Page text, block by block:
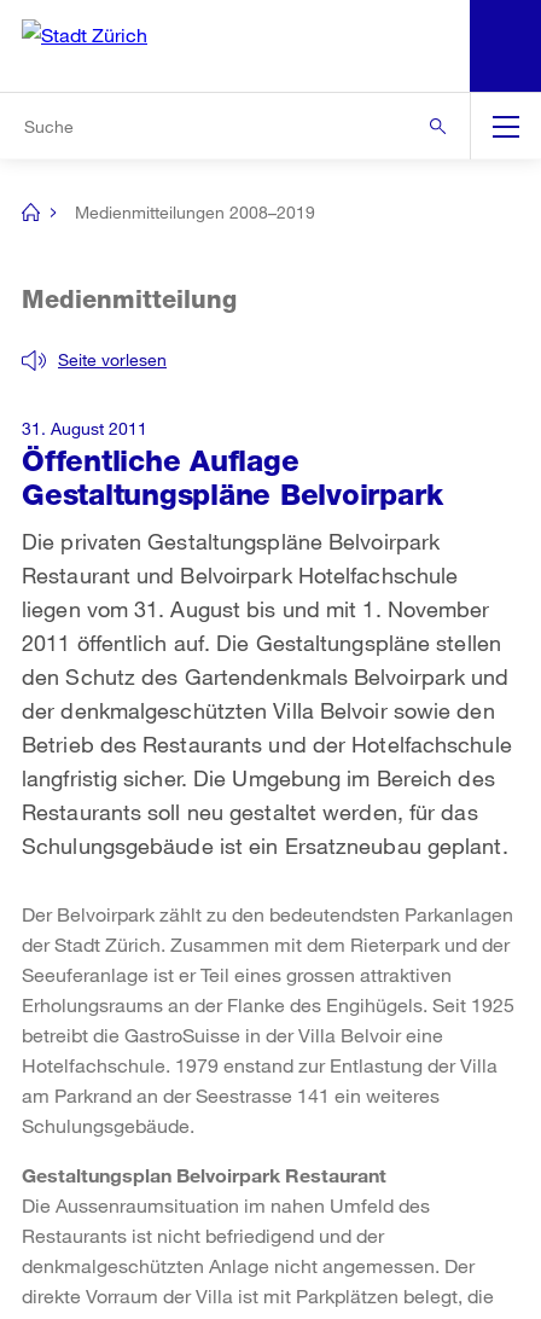
Navigation
[no
Medienmitteilungen 2008–2019
Öffentliche Auflage
Gestaltungspläne Belvoirpark
Seite vorlesen
Medienmitteilung
Die privaten Gestaltungspläne Belvoirpark
Restaurant und Belvoirpark Hotelfachschule
liegen vom 31. August bis und mit 1. November
2011 öffentlich auf. Die Gestaltungspläne stellen
den Schutz des Gartendenkmals Belvoirpark und
der denkmalgeschützten Villa Belvoir sowie den
Betrieb des Restaurants und der Hotelfachschule
langfristig sicher. Die Umgebung im Bereich des
Restaurants soll neu gestaltet werden, für das
Schulungsgebäude ist ein Ersatzneubau geplant.
31. August 2011
Der Belvoirpark zählt zu den bedeutendsten Parkanlagen
der Stadt Zürich. Zusammen mit dem Rieterpark und der
Seeuferanlage ist er Teil eines grossen attraktiven
Erholungsraums an der Flanke des Engihügels. Seit 1925
betreibt die GastroSuisse in der Villa Belvoir eine
Hotelfachschule. 1979 enstand zur Entlastung der Villa
am Parkrand an der Seestrasse 141 ein weiteres
Schulungsgebäude.
Gestaltungsplan Belvoirpark Restaurant
Die Aussenraumsituation im nahen Umfeld des
Restaurants ist nicht befriedigend und der
denkmalgeschützten Anlage nicht angemessen. Der
direkte Vorraum der Villa ist mit Parkplätzen belegt, die